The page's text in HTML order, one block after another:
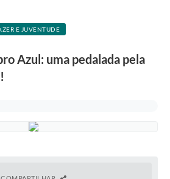
E JUVENTUDE
Azul: uma pedalada pela